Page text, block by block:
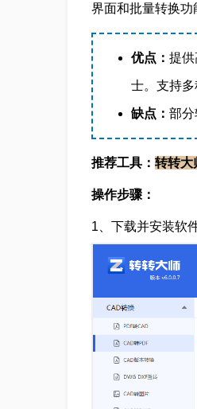
界面和批量转换功
优点： 提
士。支持
缺点： 部分
推荐工具： 转转大
操作步骤：
1、下载并安装软